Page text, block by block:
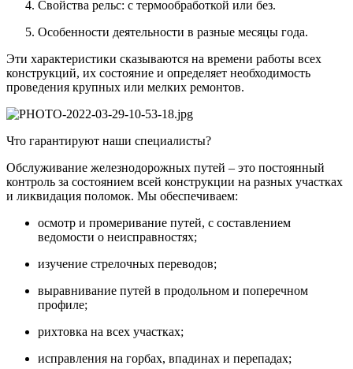
Свойства рельс: с термообработкой или без.
Особенности деятельности в разные месяцы года.
Эти характеристики сказываются на времени работы всех
конструкций, их состояние и определяет необходимость
проведения крупных или мелких ремонтов.
Что гарантируют наши специалисты?
Обслуживание железнодорожных путей – это постоянный
контроль за состоянием всей конструкции на разных участках
и ликвидация поломок. Мы обеспечиваем:
осмотр и промеривание путей, с составлением
ведомости о неисправностях;
изучение стрелочных переводов;
выравнивание путей в продольном и поперечном
профиле;
рихтовка на всех участках;
исправления на горбах, впадинах и перепадах;